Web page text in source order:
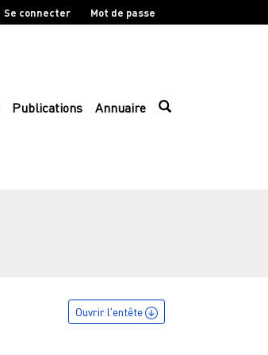
Se connecter Mot de passe
Publications Annuaire
Ouvrir l'entête